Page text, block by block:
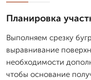
Планировка
Выполняем срезку
выравнивание
необходимости
чтобы основание